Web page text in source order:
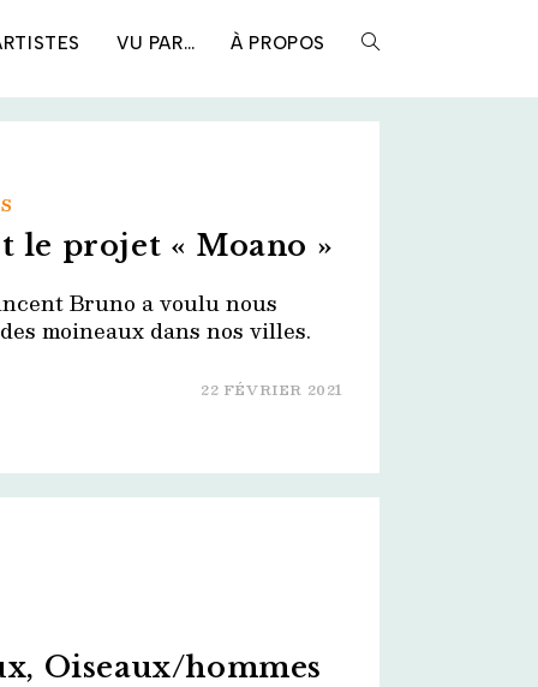
VU PAR… À PROPOS TOGGLE
le projet « Moano »
Bruno a voulu nous
moineaux dans nos villes.
22 FÉVRIER 2021
Oiseaux/hommes